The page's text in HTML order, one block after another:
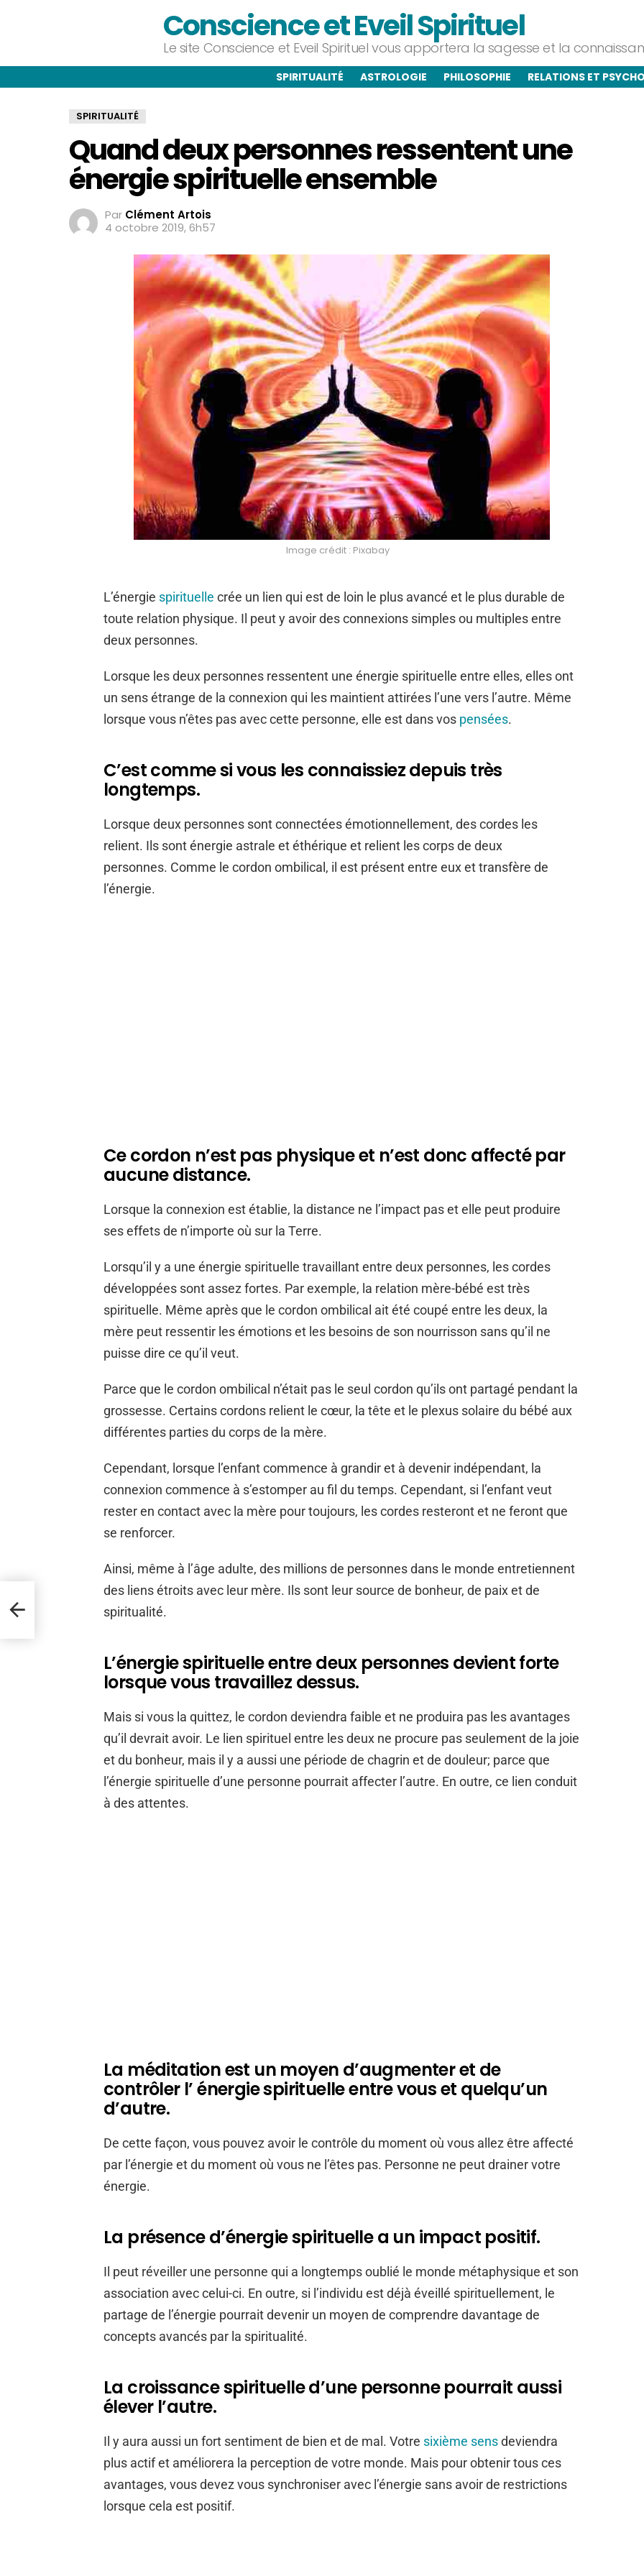
Conscience et Eveil Spirituel
Le site Conscience et Eveil Spirituel vous apportera la sagesse et la
SPIRITUALITÉ ASTROLOGIE PHILOSOPHIE RELATIONS ET
SPIRITUALITÉ
Quand deux personnes ressentent une
énergie spirituelle ensemble
Par Clément Artois
4 octobre 2019, 6h57
Image crédit : Pixabay
L’énergie spirituelle crée un lien qui est de loin le plus avancé et le plus durable de
toute relation physique. Il peut y avoir des connexions simples ou multiples entre
deux personnes.
Lorsque les deux personnes ressentent une énergie spirituelle entre elles, elles ont
un sens étrange de la connexion qui les maintient attirées l’une vers l’autre. Même
lorsque vous n’êtes pas avec cette personne, elle est dans vos pensées.
C’est comme si vous les connaissiez depuis très
longtemps.
Lorsque deux personnes sont connectées émotionnellement, des cordes les
relient. Ils sont énergie astrale et éthérique et relient les corps de deux
personnes. Comme le cordon ombilical, il est présent entre eux et transfère de
l’énergie.
Ce cordon n’est pas physique et n’est donc affecté par
aucune distance.
Lorsque la connexion est établie, la distance ne l’impact pas et elle peut produire
ses effets de n’importe où sur la Terre.
Lorsqu’il y a une énergie spirituelle travaillant entre deux personnes, les cordes
développées sont assez fortes. Par exemple, la relation mère-bébé est très
spirituelle. Même après que le cordon ombilical ait été coupé entre les deux, la
mère peut ressentir les émotions et les besoins de son nourrisson sans qu’il ne
puisse dire ce qu’il veut.
Parce que le cordon ombilical n’était pas le seul cordon qu’ils ont partagé pendant la
grossesse. Certains cordons relient le cœur, la tête et le plexus solaire du bébé aux
différentes parties du corps de la mère.
Cependant, lorsque l’enfant commence à grandir et à devenir indépendant, la
connexion commence à s’estomper au fil du temps. Cependant, si l’enfant veut
rester en contact avec la mère pour toujours, les cordes resteront et ne feront que
se renforcer.
Ainsi, même à l’âge adulte, des millions de personnes dans le monde entretiennent
des liens étroits avec leur mère. Ils sont leur source de bonheur, de paix et de
spiritualité.
L’énergie spirituelle entre deux personnes devient forte
lorsque vous travaillez dessus.
Mais si vous la quittez, le cordon deviendra faible et ne produira pas les avantages
qu’il devrait avoir. Le lien spirituel entre les deux ne procure pas seulement de la joie
et du bonheur, mais il y a aussi une période de chagrin et de douleur; parce que
l’énergie spirituelle d’une personne pourrait affecter l’autre. En outre, ce lien conduit
à des attentes.
La méditation est un moyen d’augmenter et de
contrôler l’ énergie spirituelle entre vous et quelqu’un
d’autre.
De cette façon, vous pouvez avoir le contrôle du moment où vous allez être affecté
par l’énergie et du moment où vous ne l’êtes pas. Personne ne peut drainer votre
énergie.
La présence d’énergie spirituelle a un impact positif.
Il peut réveiller une personne qui a longtemps oublié le monde métaphysique et son
association avec celui-ci. En outre, si l’individu est déjà éveillé spirituellement, le
partage de l’énergie pourrait devenir un moyen de comprendre davantage de
concepts avancés par la spiritualité.
La croissance spirituelle d’une personne pourrait aussi
élever l’autre.
Il y aura aussi un fort sentiment de bien et de mal. Votre sixième sensdeviendra
plus actif et améliorera la perception de votre monde. Mais pour obtenir tous ces
avantages, vous devez vous synchroniser avec l’énergie sans avoir de restrictions
lorsque cela est positif.